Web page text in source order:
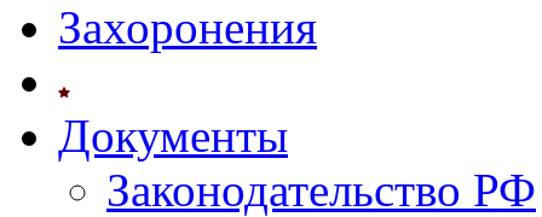
Захоронения
Документы
Законодательство РФ